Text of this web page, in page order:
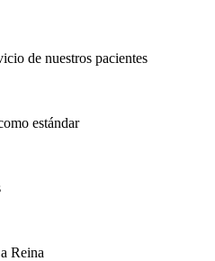
de nuestros pacientes
estándar
Reina